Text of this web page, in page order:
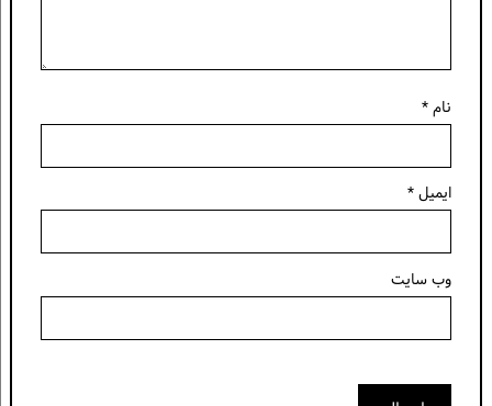
نام*
ایمیل*
وب‌ سایت